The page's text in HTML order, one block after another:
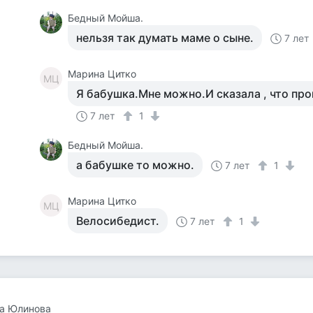
Бедный Мойша.
нельзя так думать маме о сыне. 7 лет
МЦ Марина Цитко
Я бабушка.Мне можно.И сказала , что
7 лет 1
Бедный Мойша.
а бабушке то можно. 7 лет 1
МЦ Марина Цитко
Велосибедист. 7 лет 1
Юлинова